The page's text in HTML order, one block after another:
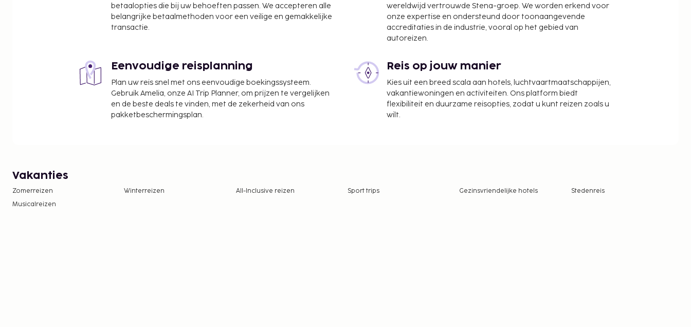
betaalopties die bij uw behoeften passen. We accepteren alle
belangrijke betaalmethoden voor een veilige en gemakkelijke
transactie.
wereldwijd vertrouwde Stena-groep. We worden erkend voor
onze expertise en ondersteund door toonaangevende
accreditaties in de industrie, vooral op het gebied van
autoreizen.
Eenvoudige reisplanning
Plan uw reis snel met ons eenvoudige boekingssysteem.
Gebruik Amelia, onze AI Trip Planner, om prijzen te vergelijken
en de beste deals te vinden, met de zekerheid van ons
pakketbeschermingsplan.
Reis op jouw manier
Kies uit een breed scala aan hotels, luchtvaartmaatschappijen,
vakantiewoningen en activiteiten. Ons platform biedt
flexibiliteit en duurzame reisopties, zodat u kunt reizen zoals u
wilt.
Vakanties
Zomerreizen Winterreizen All-Inclusive reizen Sport trips Gezinsvriendelijke hotels
Stedenreis
Musicalreizen